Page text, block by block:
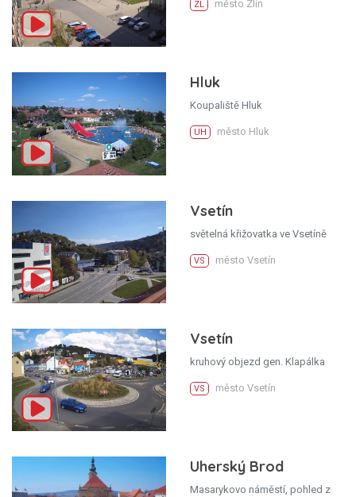
ZL město Zlín
Hluk
Koupaliště Hluk
UH město Hluk
Vsetín
světelná křižovatka ve Vsetíně
VS město Vsetín
Vsetín
kruhový objezd gen. Klapálka
VS město Vsetín
Uherský Brod
Masarykovo náměstí, pohled z